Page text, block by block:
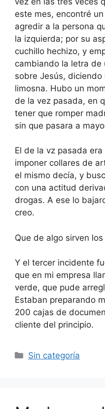
este mes, encontré
agredir a la persona
la izquierda; por su
cuchillo hechizo, y
cambiando la letra de
sobre Jesús,
limosna. Hubo un
de la vez pasada, en
tener que romper
sin que pasara a
El de la vz pasada
imponer collares de
el mismo decía, y
con una actitud
drogas. A ese lo
creo.
Que de algo sirven
Y el tercer incidente
que en mi empresa
verde, que pude
Estaban preparando
200 cajas de
cliente del principio.
Categorías
Sin categoría